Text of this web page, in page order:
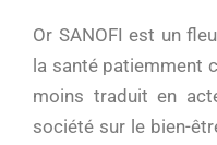
Or SANOFI est un
la santé patiemment
moins traduit en
société sur le bien-